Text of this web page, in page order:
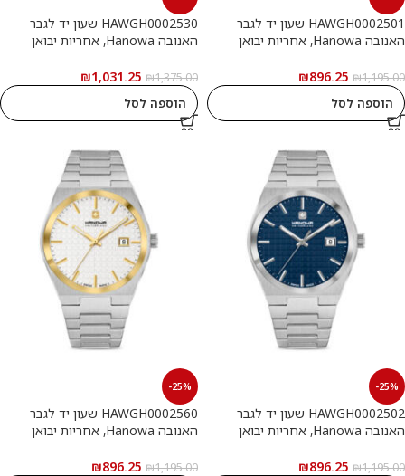
HAWGH0002501 שעון יד לגבר
האנובה Hanowa, אחריות יבואן
₪1,195.00
₪896.25
הוספה לסל
HAWGH0002530 שעון יד לגבר
האנובה Hanowa, אחריות יבואן
₪1,375.00
₪1,031.25
הוספה לסל
-25%
HAWGH0002502 שעון יד לגבר
האנובה Hanowa, אחריות יבואן
₪1,195.00
₪896.25
-25%
HAWGH0002560 שעון יד לגבר
האנובה Hanowa, אחריות יבואן
₪1,195.00
₪896.25